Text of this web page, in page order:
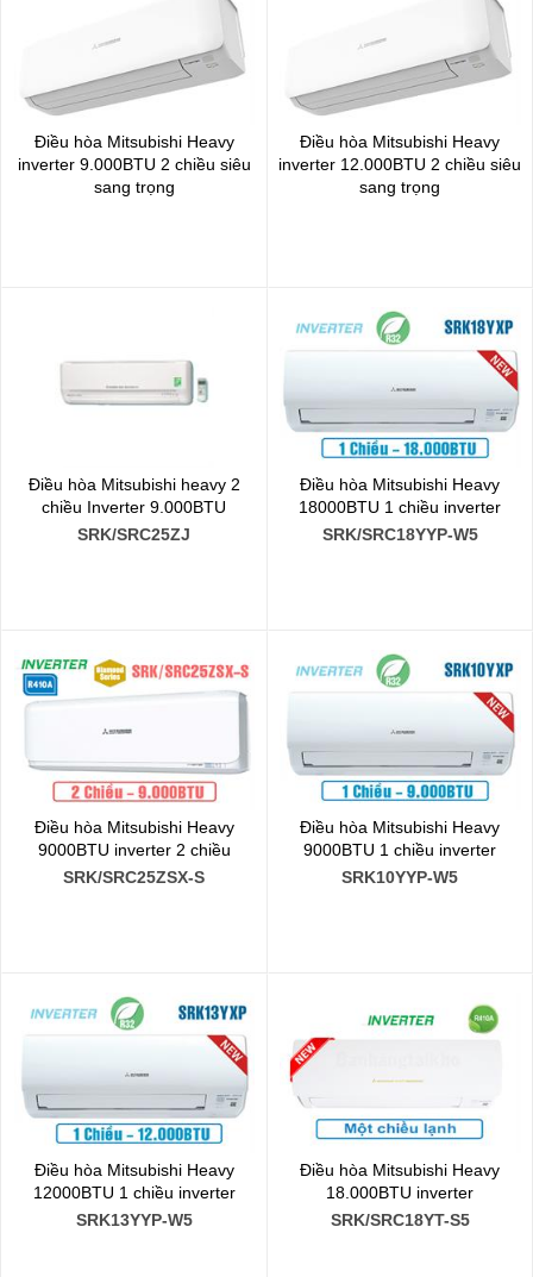
Điều hòa Mitsubishi Heavy
inverter 9.000BTU 2 chiều siêu
sang trọng
Điều hòa Mitsubishi Heavy
inverter 12.000BTU 2 chiều siêu
sang trọng
Điều hòa Mitsubishi heavy 2
chiều Inverter 9.000BTU
SRK/SRC25ZJ
Điều hòa Mitsubishi Heavy
18000BTU 1 chiều inverter
SRK/SRC18YYP-W5
Điều hòa Mitsubishi Heavy
9000BTU inverter 2 chiều
SRK/SRC25ZSX-S
Điều hòa Mitsubishi Heavy
9000BTU 1 chiều inverter
SRK10YYP-W5
Điều hòa Mitsubishi Heavy
12000BTU 1 chiều inverter
SRK13YYP-W5
Điều hòa Mitsubishi Heavy
18.000BTU inverter
SRK/SRC18YT-S5